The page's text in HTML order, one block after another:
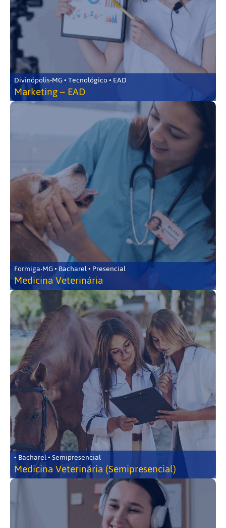
Divinópolis-MG • Tecnológico • EAD
Marketing – EAD
Formiga-MG • Bacharel • Presencial
Medicina Veterinária
• Bacharel • Semipresencial
Medicina Veterinária (Semipresencial)